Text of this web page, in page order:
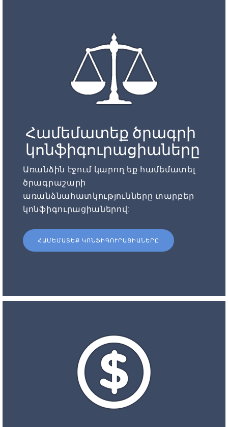
Համեմատեք ծրագրի
կոնֆիգուրացիաները
Առանձին էջում կարող եք համեմատել
ծրագրաշարի
առանձնահատկությունները տարբեր
կոնֆիգուրացիաներով:
ՀԱՄԵՄԱՏԵՔ ԿՈՆՖԻԳՈՒՐԱՑԻԱՆԵՐԸ